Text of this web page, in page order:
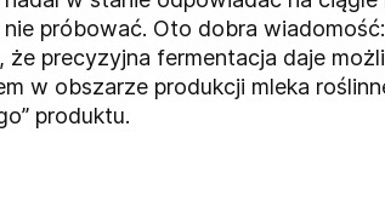
próbować. Oto dobra
precyzyjna fermentacja daje
w obszarze produkcji mleka
produktu.